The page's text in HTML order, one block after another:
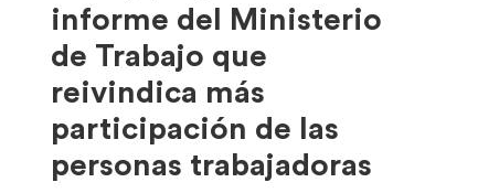
informe del Ministerio
de Trabajo que
reivindica más
participación de las
personas trabajadoras